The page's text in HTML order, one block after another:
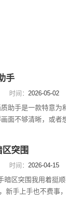
手
时间： 2026-05-02
助手是一款特意为
面不够清晰，或者
算你不是很懂技术
区突围
时间： 2026-04-15
暗区突围我用着挺
新手上手也不费事